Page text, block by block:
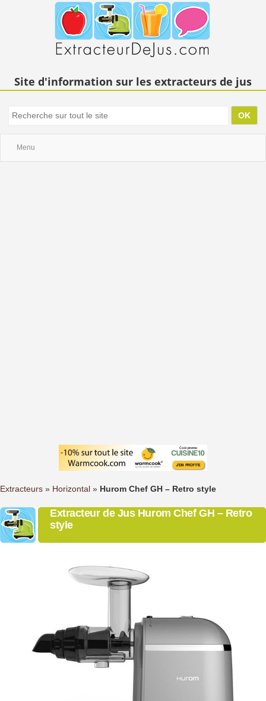
Site d'information sur les extracteurs de jus
Menu
Extracteurs » Horizontal » Hurom Chef GH – Retro style
Extracteur de Jus Hurom Chef GH – Retro
style